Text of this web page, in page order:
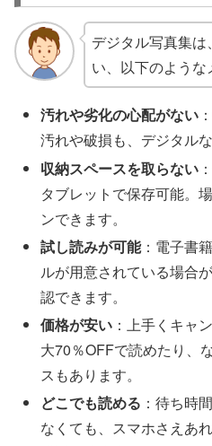
デジタル写真集
い、以下のような
汚れや劣化の心配がない
汚れや破損も、デジタル
収納スペースを取らない
タブレットで保存可能。
ンできます。
試し読みが可能：電子書
ルが用意されている場合
認できます。
価格が安い ：上手くキャ
大70％OFFで読めたり、
スもあります。
どこでも読める ：待ち時
なくても、スマホさえあ